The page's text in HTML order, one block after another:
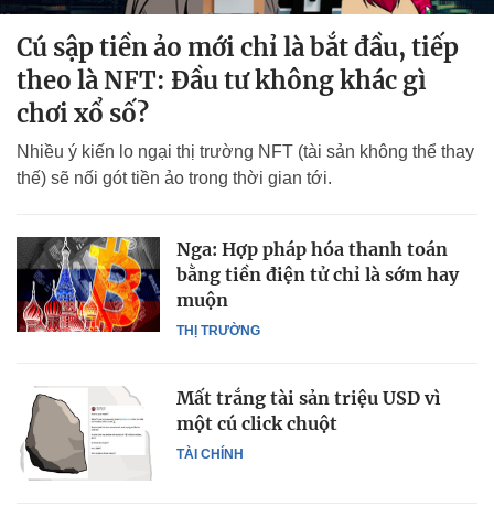
Cú sập tiền ảo mới chỉ là bắt đầu, tiếp
theo là NFT: Đầu tư không khác gì
chơi xổ số?
Nhiều ý kiến lo ngại thị trường NFT (tài sản không thể thay
thế) sẽ nối gót tiền ảo trong thời gian tới.
THỊ TRƯỜNG
Nga: Hợp pháp hóa thanh toán
bằng tiền điện tử chỉ là sớm hay
muộn
TÀI CHÍNH
Mất trắng tài sản triệu USD vì
một cú click chuột